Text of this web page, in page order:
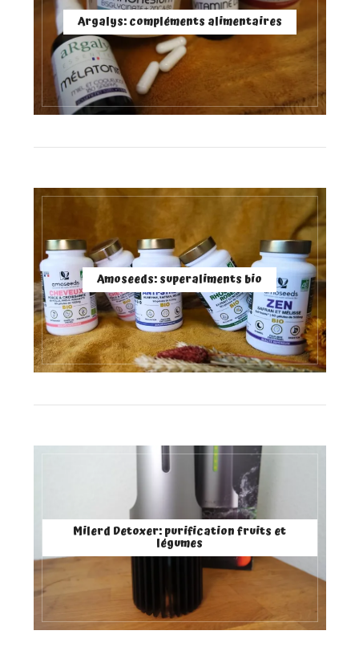
Argalys: compléments alimentaires
Amoseeds: superaliments bio
Milerd Detoxer: purification fruits et
légumes